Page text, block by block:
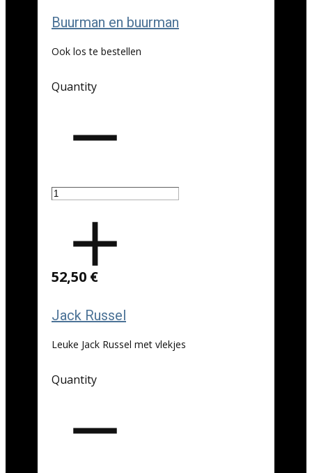
Buurman en buurman
Ook los te bestellen
Quantity
52,50 €
Jack Russel
Leuke Jack Russel met vlekjes
Quantity